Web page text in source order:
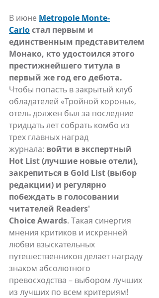
В июне Metropole Monte-
Carlo стал первым и
единственным представителем
Монако, кто удостоился этого
престижнейшего титула в
первый же год его дебюта.
Чтобы попасть в закрытый клуб
обладателей «Тройной короны»,
отель должен был за последние
тридцать лет собрать комбо из
трех главных наград
журнала: войти в экспертный
Hot List (лучшие новые отели),
закрепиться в Gold List (выбор
редакции) и регулярно
побеждать в голосовании
читателей Readers'
Choice Awards. Такая синергия
мнения критиков и искренней
любви взыскательных
путешественников делает награду
знаком абсолютного
превосходства – выбором лучших
из лучших по всем критериям!